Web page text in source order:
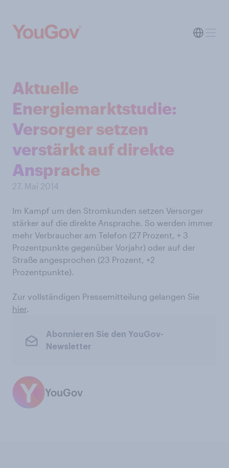
Aktuelle
Energiemarktstudie:
Versorger setzen
verstärkt auf direkte
Ansprache
27. Mai 2014
Im Kampf um den Stromkunden setzen Versorger
stärker auf die direkte Ansprache. So werden immer
mehr Verbraucher am Telefon (27 Prozent, + 3
Prozentpunkte gegenüber Vorjahr) oder auf der
Straße angesprochen (23 Prozent, +2
Prozentpunkte).
Zur vollständigen Pressemitteilung gelangen Sie
hier.
Abonnieren Sie den YouGov-
Newsletter
YouGov